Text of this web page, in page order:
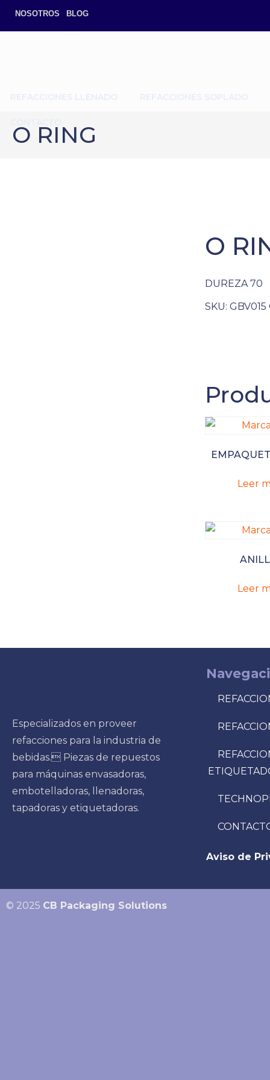
NOSOTROS BLOG
O RING
O
DUREZA 70
SKU: GBV015
Leer
Leer
Especializados en proveer
refacciones para la industria de
bebidas. Piezas de repuestos
para máquinas envasadoras,
embotelladoras, llenadoras,
tapadoras y etiquetadoras.
Aviso de
© 2025 CB Packaging Solutions